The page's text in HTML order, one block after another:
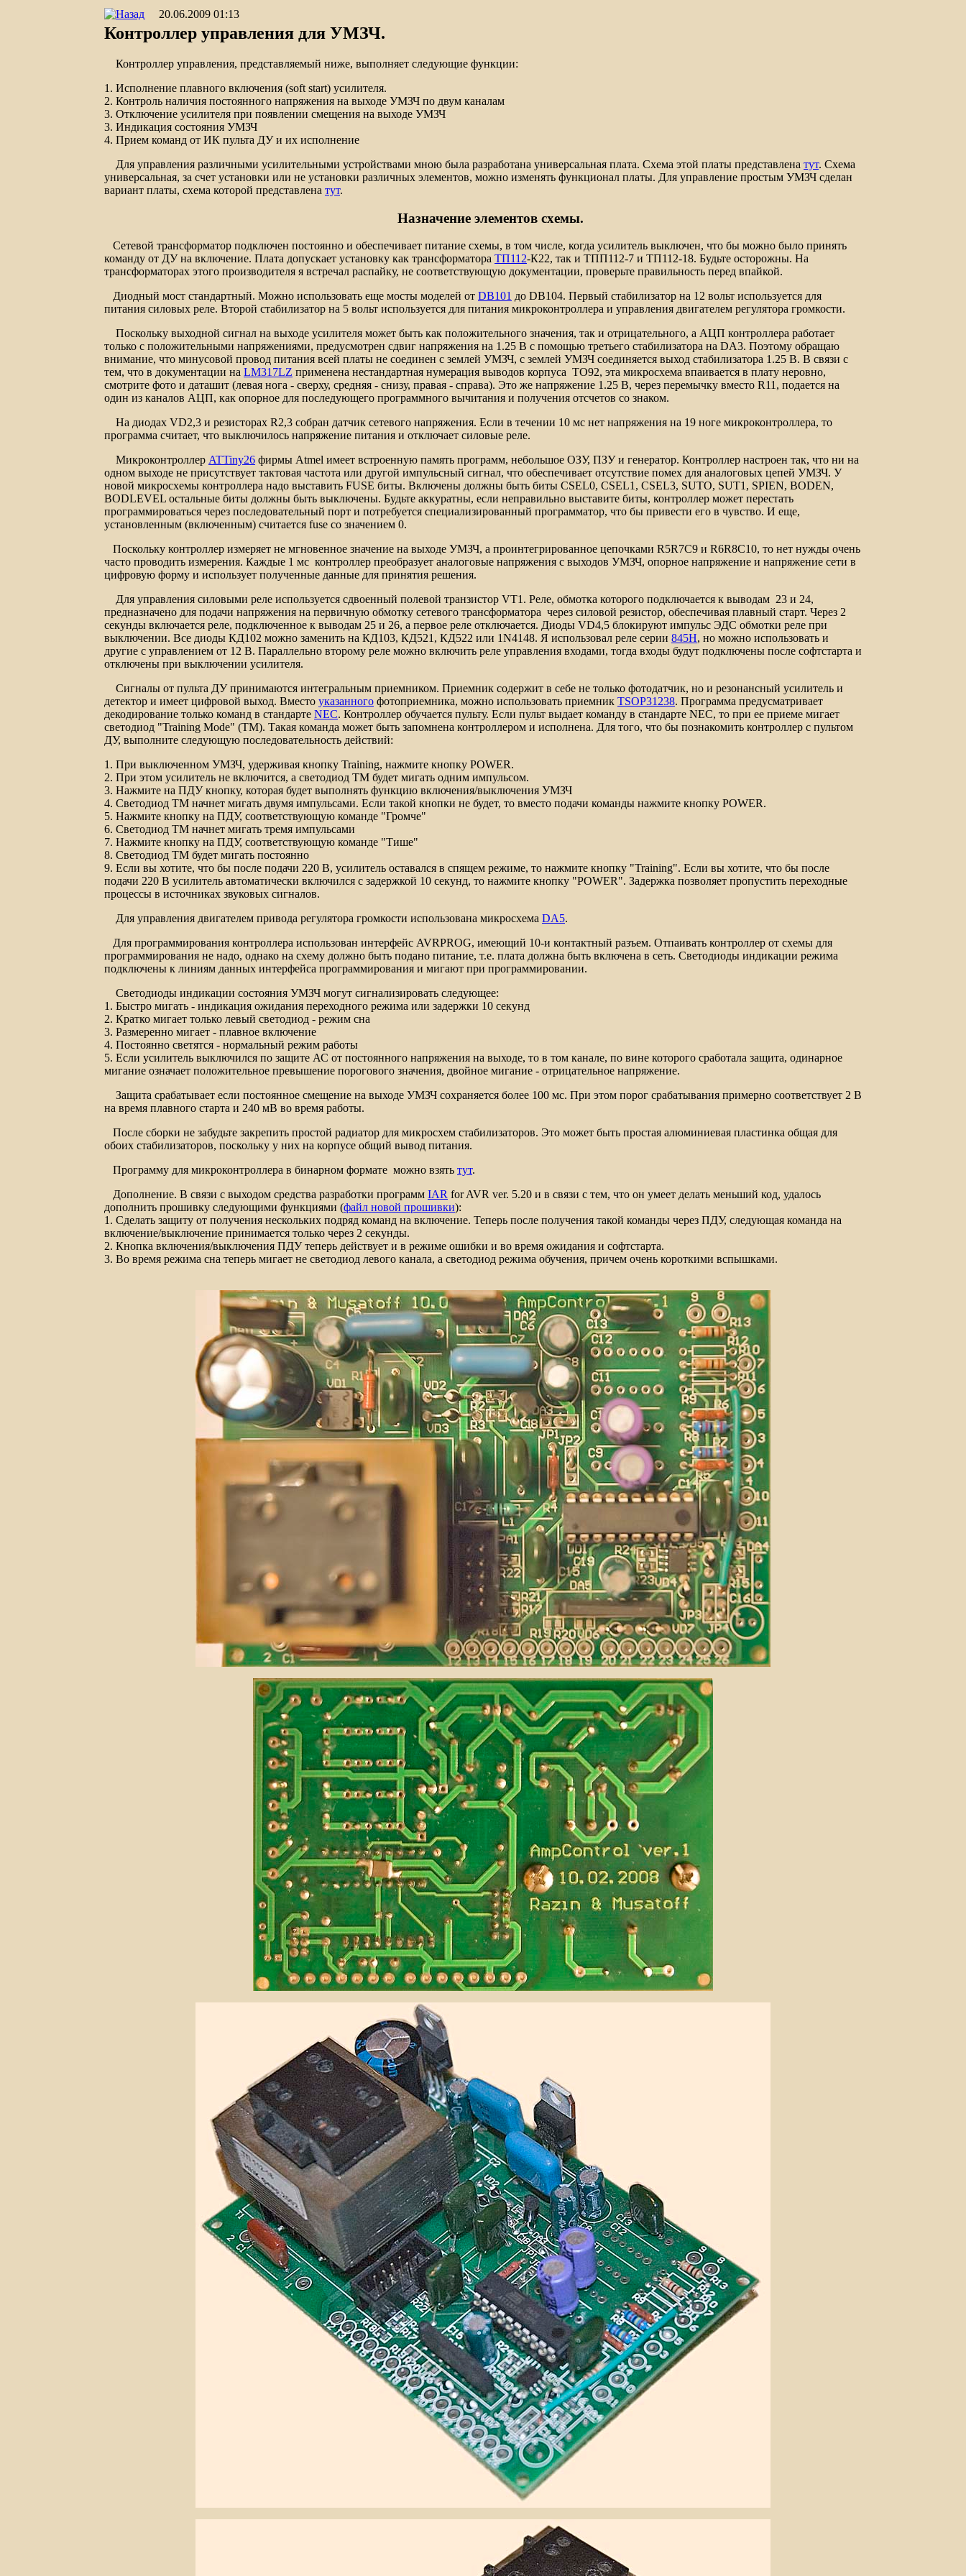
20.06.2009 01:13
Контроллер управления для УМЗЧ.
Контроллер управления, представляемый ниже, выполняет следующие функции:
1. Исполнение плавного включения (soft start) усилителя.
2. Контроль наличия постоянного напряжения на выходе УМЗЧ по двум каналам
3. Отключение усилителя при появлении смещения на выходе УМЗЧ
3. Индикация состояния УМЗЧ
4. Прием команд от ИК пульта ДУ и их исполнение
Для управления различными усилительными устройствами мною была разработана универсальная плата. Схема этой платы представлена тут. Схема
универсальная, за счет установки или не установки различных элементов, можно изменять функционал платы. Для управление простым УМЗЧ сделан
вариант платы, схема которой представлена тут.
Назначение элементов схемы.
Сетевой трансформатор подключен постоянно и обеспечивает питание схемы, в том числе, когда усилитель выключен, что бы можно было принять
команду от ДУ на включение. Плата допускает установку как трансформатора ТП112-К22, так и ТПП112-7 и ТП112-18. Будьте осторожны. На
трансформаторах этого производителя я встречал распайку, не соответствующую документации, проверьте правильность перед впайкой.
Диодный мост стандартный. Можно использовать еще мосты моделей от DB101 до DB104. Первый стабилизатор на 12 вольт используется для
питания силовых реле. Второй стабилизатор на 5 вольт используется для питания микроконтроллера и управления двигателем регулятора громкости.
Поскольку выходной сигнал на выходе усилителя может быть как положительного значения, так и отрицательного, а АЦП контроллера работает
только с положительными напряжениями, предусмотрен сдвиг напряжения на 1.25 В с помощью третьего стабилизатора на DA3. Поэтому обращаю
внимание, что минусовой провод питания всей платы не соединен с землей УМЗЧ, с землей УМЗЧ соединяется выход стабилизатора 1.25 В. В связи с
тем, что в документации на LM317LZ применена нестандартная нумерация выводов корпуса ТО92, эта микросхема впаивается в плату неровно,
смотрите фото и даташит (левая нога - сверху, средняя - снизу, правая - справа). Это же напряжение 1.25 В, через перемычку вместо R11, подается на
один из каналов АЦП, как опорное для последующего программного вычитания и получения отсчетов со знаком.
На диодах VD2,3 и резисторах R2,3 собран датчик сетевого напряжения. Если в течении 10 мс нет напряжения на 19 ноге микроконтроллера, то
программа считает, что выключилось напряжение питания и отключает силовые реле.
Микроконтроллер ATTiny26 фирмы Atmel имеет встроенную память программ, небольшое ОЗУ, ПЗУ и генератор. Контроллер настроен так, что ни на
одном выходе не присутствует тактовая частота или другой импульсный сигнал, что обеспечивает отсутствие помех для аналоговых цепей УМЗЧ. У
новой микросхемы контроллера надо выставить FUSE биты. Включены должны быть биты CSEL0, CSEL1, CSEL3, SUTO, SUT1, SPIEN, BODEN,
BODLEVEL остальные биты должны быть выключены. Будьте аккуратны, если неправильно выставите биты, контроллер может перестать
программироваться через последовательный порт и потребуется специализированный программатор, что бы привести его в чувство. И еще,
установленным (включенным) считается fuse со значением 0.
Поскольку контроллер измеряет не мгновенное значение на выходе УМЗЧ, а проинтегрированное цепочками R5R7С9 и R6R8C10, то нет нужды очень
часто проводить измерения. Каждые 1 мс контроллер преобразует аналоговые напряжения с выходов УМЗЧ, опорное напряжение и напряжение сети в
цифровую форму и использует полученные данные для принятия решения.
Для управления силовыми реле используется сдвоенный полевой транзистор VT1 . Реле, обмотка которого подключается к выводам 23 и 24,
предназначено для подачи напряжения на первичную обмотку сетевого трансформатора через силовой резистор, обеспечивая плавный старт. Через 2
секунды включается реле, подключенное к выводам 25 и 26, а первое реле отключается. Диоды VD4,5 блокируют импульс ЭДС обмотки реле при
выключении. Все диоды КД102 можно заменить на КД103, КД521, КД522 или 1N4148. Я использовал реле серии 845Н, но можно использовать и
другие с управлением от 12 В. Параллельно второму реле можно включить реле управления входами, тогда входы будут подключены после софтстарта и
отключены при выключении усилителя.
Сигналы от пульта ДУ принимаются интегральным приемником. Приемник содержит в себе не только фотодатчик, но и резонансный усилитель и
детектор и имеет цифровой выход. Вместо указанного фотоприемника, можно использовать приемник TSOP31238. Программа предусматривает
декодирование только команд в стандарте NEC. Контроллер обучается пульту. Если пульт выдает команду в стандарте NEC, то при ее приеме мигает
светодиод "Training Mode" (ТМ). Такая команда может быть запомнена контроллером и исполнена. Для того, что бы познакомить контроллер с пультом
ДУ, выполните следующую последовательность действий:
1. При выключенном УМЗЧ, удерживая кнопку Training, нажмите кнопку POWER.
2. При этом усилитель не включится, а светодиод ТМ будет мигать одним импульсом.
3. Нажмите на ПДУ кнопку, которая будет выполнять функцию включения/выключения УМЗЧ
4. Светодиод ТМ начнет мигать двумя импульсами. Если такой кнопки не будет, то вместо подачи команды нажмите кнопку POWER.
5. Нажмите кнопку на ПДУ, соответствующую команде "Громче"
6. Светодиод ТМ начнет мигать тремя импульсами
7. Нажмите кнопку на ПДУ, соответствующую команде "Тише"
8. Светодиод ТМ будет мигать постоянно
9. Если вы хотите, что бы после подачи 220 В, усилитель оставался в спящем режиме, то нажмите кнопку "Training". Если вы хотите, что бы после
подачи 220 В усилитель автоматически включился с задержкой 10 секунд, то нажмите кнопку "POWER". Задержка позволяет пропустить переходные
процессы в источниках звуковых сигналов.
Для управления двигателем привода регулятора громкости использована микросхема DA5.
Для программирования контроллера использован интерфейс AVRPROG, имеющий 10-и контактный разъем. Отпаивать контроллер от схемы для
программирования не надо, однако на схему должно быть подано питание, т.е. плата должна быть включена в сеть. Светодиоды индикации режима
подключены к линиям данных интерфейса программирования и мигают при программировании.
Светодиоды индикации состояния УМЗЧ могут сигнализировать следующее:
1. Быстро мигать - индикация ожидания переходного режима или задержки 10 секунд
2. Кратко мигает только левый светодиод - режим сна
3. Размеренно мигает - плавное включение
4. Постоянно светятся - нормальный режим работы
5. Если усилитель выключился по защите АС от постоянного напряжения на выходе, то в том канале, по вине которого сработала защита, одинарное
мигание означает положительное превышение порогового значения, двойное мигание - отрицательное напряжение.
Защита срабатывает если постоянное смещение на выходе УМЗЧ сохраняется более 100 мс. При этом порог срабатывания примерно соответствует 2 В
на время плавного старта и 240 мВ во время работы.
После сборки не забудьте закрепить простой радиатор для микросхем стабилизаторов. Это может быть простая алюминиевая пластинка общая для
обоих стабилизаторов, поскольку у них на корпусе общий вывод питания.
Программу для микроконтроллера в бинарном формате можно взять тут.
Дополнение. В связи с выходом средства разработки программ IAR for AVR ver. 5.20 и в связи с тем, что он умеет делать меньший код, удалось
дополнить прошивку следующими функциями (файл новой прошивки):
1. Сделать защиту от получения нескольких подряд команд на включение. Теперь после получения такой команды через ПДУ, следующая команда на
включение/выключение принимается только через 2 секунды.
2. Кнопка включения/выключения ПДУ теперь действует и в режиме ошибки и во время ожидания и софтстарта.
3. Во время режима сна теперь мигает не светодиод левого канала, а светодиод режима обучения, причем очень короткими вспышками.